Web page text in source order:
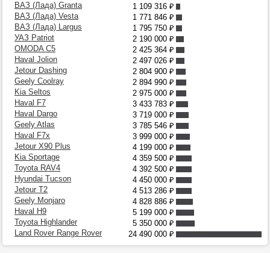
ВАЗ (Лада) Granta 1 109 316 ₽
ВАЗ (Лада) Vesta
1 771 846 ₽
ВАЗ (Лада) Largus
1 795 750 ₽
УАЗ Patriot
2 190 000 ₽
OMODA C5
2 425 364 ₽
Haval Jolion
2 497 026 ₽
Jetour Dashing
2 804 900 ₽
Geely Coolray
2 894 990 ₽
Kia Seltos
2 975 000 ₽
Haval F7
3 433 783 ₽
Haval Dargo
3 719 000 ₽
Geely Atlas
3 785 546 ₽
Haval F7x
3 999 000 ₽
Jetour X90 Plus
4 199 000 ₽
Kia Sportage
4 359 500 ₽
Toyota RAV4
4 392 500 ₽
Hyundai Tucson
4 450 000 ₽
Jetour T2
4 513 286 ₽
Geely Monjaro
4 828 886 ₽
Haval H9
5 199 000 ₽
Toyota Highlander
5 350 000 ₽
Land Rover Range Rover
24 490 000 ₽